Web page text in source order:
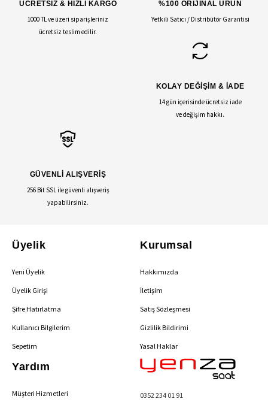
ÜCRETSİZ & HIZLI KARGO
1000 TL ve üzeri siparişleriniz
ücretsiz teslim edilir.
%100 ORİJİNAL ÜRÜN
Yetkili Satıcı / Distribütör Garantisi
KOLAY DEĞİŞİM & İADE
14 gün içerisinde ücretsiz iade
ve değişim hakkı.
GÜVENLİ ALIŞVERİŞ
256 Bit SSL ile güvenli alışveriş
yapabilirsiniz.
Üyelik
Yeni Üyelik
Üyelik Girişi
Şifre Hatırlatma
Kullanıcı Bilgilerim
Sepetim
Kurumsal
Hakkımızda
İletişim
Satış Sözleşmesi
Gizlilik Bildirimi
Yasal Haklar
Yardım
Müşteri Hizmetleri 0352 234 01 91